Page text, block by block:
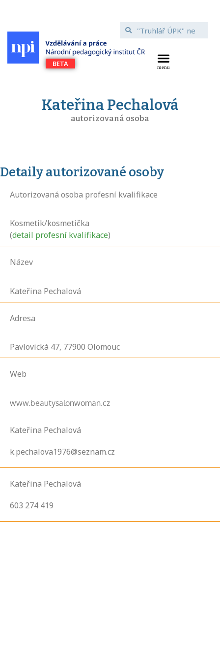
Kateřina Pechalová
autorizovaná osoba
Detaily autorizované osoby
Autorizovaná osoba profesní kvalifikace
Kosmetik/kosmetička
(detail profesní kvalifikace)
Název
Kateřina Pechalová
Adresa
Pavlovická 47, 77900 Olomouc
Web
www.beautysalonwoman.cz
Kateřina Pechalová
k.pechalova1976@seznam.cz
Kateřina Pechalová
603 274 419